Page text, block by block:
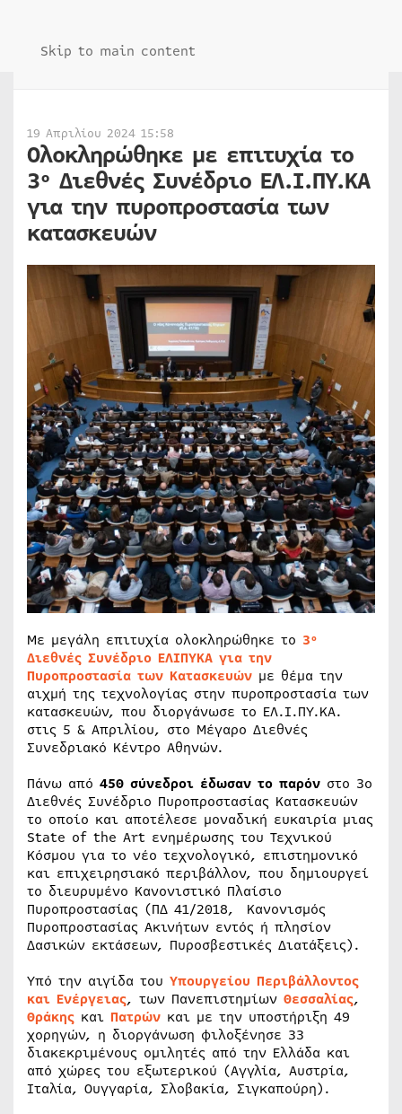
Skip to main content
19 Απριλίου 2024 15:58
Ολοκληρώθηκε με επιτυχία το
3º Διεθνές Συνέδριο ΕΛ.Ι.ΠΥ.ΚΑ
για την πυροπροστασία των
κατασκευών
Με μεγάλη επιτυχία ολοκληρώθηκε το 3º
Διεθνές Συνέδριο ΕΛΙΠΥΚΑ για την
Πυροπροστασία των Κατασκευών με θέμα την
αιχμή της τεχνολογίας στην πυροπροστασία των
κατασκευών, που διοργάνωσε το ΕΛ.Ι.ΠΥ.ΚΑ.
στις 5 & Απριλίου, στο Μέγαρο Διεθνές
Συνεδριακό Κέντρο Αθηνών.
Πάνω από 450 σύνεδροι έδωσαν το παρόν στο 3ο
Διεθνές Συνέδριο Πυροπροστασίας Κατασκευών
το οποίο και αποτέλεσε μοναδική ευκαιρία μιας
State of the Art ενημέρωσης του Τεχνικού
Κόσμου για το νέο τεχνολογικό, επιστημονικό
και επιχειρησιακό περιβάλλον, που δημιουργεί
το διευρυμένο Κανονιστικό Πλαίσιο
Πυροπροστασίας (ΠΔ 41/2018, Κανονισμός
Πυροπροστασίας Ακινήτων εντός ή πλησίον
Δασικών εκτάσεων, Πυροσβεστικές Διατάξεις).
Υπό την αιγίδα του Υπουργείου Περιβάλλοντος
και Ενέργειας, των Πανεπιστημίων Θεσσαλίας,
Θράκης και Πατρών και με την υποστήριξη 49
χορηγών, η διοργάνωση φιλοξένησε 33
διακεκριμένους ομιλητές από την Ελλάδα και
από χώρες του εξωτερικού (Αγγλία, Αυστρία,
Ιταλία, Ουγγαρία, Σλοβακία, Σιγκαπούρη).